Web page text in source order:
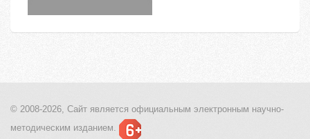
© 2008-2026, Сайт является официальным электронным научно-
методическим изданием.